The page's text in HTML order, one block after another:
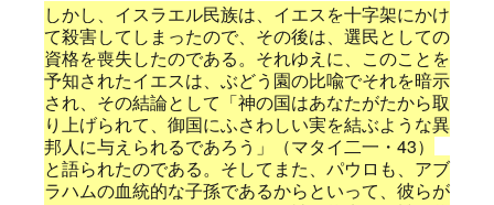
しかし、イスラエル民族は、イエスを十字架にかけ
て殺害してしまったので、その後は、選民としての
資格を喪失したのである。それゆえに、このことを
予知されたイエスは、ぶどう園の比喩でそれを暗示
され、その結論として「神の国はあなたがたから取
り上げられて、御国にふさわしい実を結ぶような異
邦人に与えられるであろう」（マタイ二一・43）
と語られたのである。そしてまた、パウロも、アブ
ラハムの血統的な子孫であるからといって、彼らが